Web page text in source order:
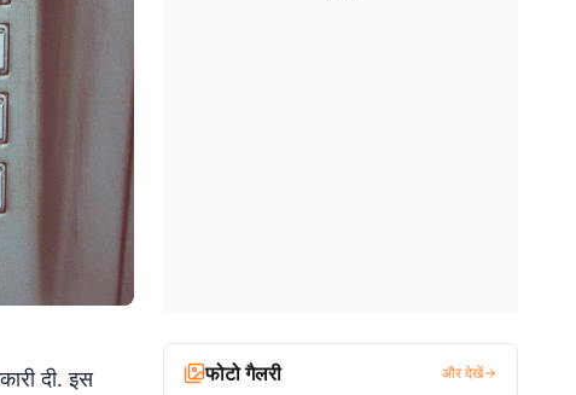
दी. इस
फोटो गैलरी और देखें